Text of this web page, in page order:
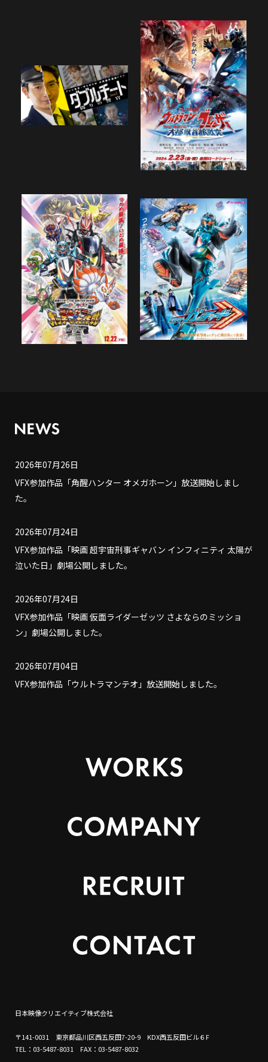
2026年07月26日
VFX参加作品「角醒ハンター オメガホーン」放送開始しまし
た。
2026年07月24日
VFX参加作品「映画 超宇宙刑事ギャバン インフィニティ 太陽が
泣いた日」劇場公開しました。
2026年07月24日
VFX参加作品「映画 仮面ライダーゼッツ さよならのミッショ
ン」劇場公開しました。
2026年07月04日
VFX参加作品「ウルトラマンテオ」放送開始しました。
日本映像クリエイティブ株式会社
〒141-0031 東京都品川区西五反田7-20-9 KDX西五反田ビル６F
TEL：03-5487-8031 FAX：03-5487-8032